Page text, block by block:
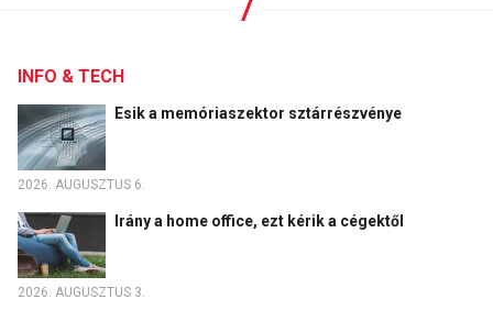
INFO & TECH
Esik a memóriaszektor sztárrészvénye
2026. AUGUSZTUS 6.
Irány a home office, ezt kérik a cégektől
2026. AUGUSZTUS 3.